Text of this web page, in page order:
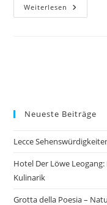
Weiterlesen Mein
Erstes
Neueste Beiträge
Lecce
Hotel Der Löwe
Kulinarik
Grotta della Poesia –